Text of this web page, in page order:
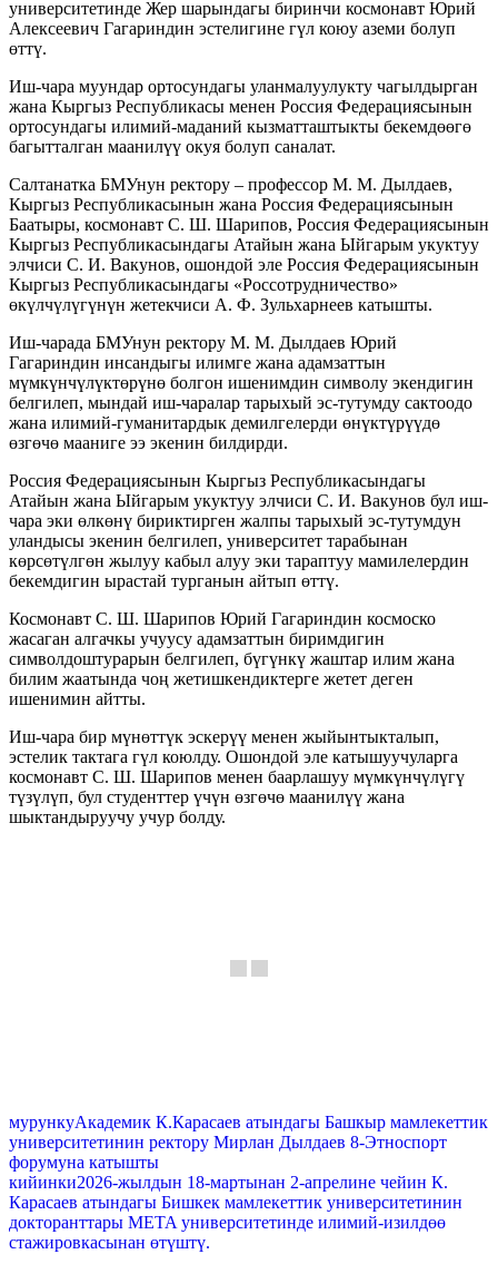
университетинде Жер шарындагы биринчи космонавт Юрий
Алексеевич Гагариндин эстелигине гүл коюу аземи болуп
өттү.
Иш-чара муундар ортосундагы уланмалуулукту чагылдырган
жана Кыргыз Республикасы менен Россия Федерациясынын
ортосундагы илимий-маданий кызматташтыкты бекемдөөгө
багытталган маанилүү окуя болуп саналат.
Салтанатка БМУнун ректору – профессор М. М. Дылдаев,
Кыргыз Республикасынын жана Россия Федерациясынын
Баатыры, космонавт С. Ш. Шарипов, Россия Федерациясынын
Кыргыз Республикасындагы Атайын жана Ыйгарым укуктуу
элчиси С. И. Вакунов, ошондой эле Россия Федерациясынын
Кыргыз Республикасындагы «Россотрудничество»
өкүлчүлүгүнүн жетекчиси А. Ф. Зульхарнеев катышты.
Иш-чарада БМУнун ректору М. М. Дылдаев Юрий
Гагариндин инсандыгы илимге жана адамзаттын
мүмкүнчүлүктөрүнө болгон ишенимдин символу экендигин
белгилеп, мындай иш-чаралар тарыхый эс-тутумду сактоодо
жана илимий-гуманитардык демилгелерди өнүктүрүүдө
өзгөчө мааниге ээ экенин билдирди.
Россия Федерациясынын Кыргыз Республикасындагы
Атайын жана Ыйгарым укуктуу элчиси С. И. Вакунов бул иш-
чара эки өлкөнү бириктирген жалпы тарыхый эс-тутумдун
уландысы экенин белгилеп, университет тарабынан
көрсөтүлгөн жылуу кабыл алуу эки тараптуу мамилелердин
бекемдигин ырастай турганын айтып өттү.
Космонавт С. Ш. Шарипов Юрий Гагариндин космоско
жасаган алгачкы учуусу адамзаттын биримдигин
символдоштурарын белгилеп, бүгүнкү жаштар илим жана
билим жаатында чоң жетишкендиктерге жетет деген
ишенимин айтты.
Иш-чара бир мүнөттүк эскерүү менен жыйынтыкталып,
эстелик тактага гүл коюлду. Ошондой эле катышуучуларга
космонавт С. Ш. Шарипов менен баарлашуу мүмкүнчүлүгү
түзүлүп, бул студенттер үчүн өзгөчө маанилүү жана
шыктандыруучу учур болду.
мурункуАкадемик К.Карасаев атындагы Башкыр мамлекеттик
университетинин ректору Мирлан Дылдаев 8-Этноспорт
форумуна катышты
кийинки2026-жылдын 18-мартынан 2-апрелине чейин К.
Карасаев атындагы Бишкек мамлекеттик университетинин
докторанттары META университетинде илимий-изилдөө
стажировкасынан өтүштү.